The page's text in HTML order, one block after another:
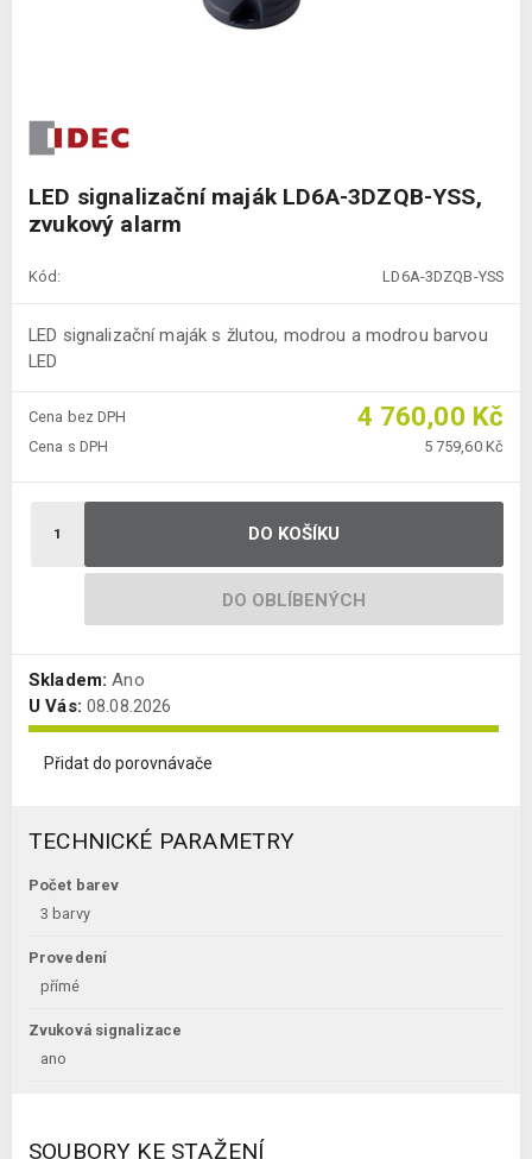
LED signalizační maják LD6A-3DZQB-YSS,
zvukový alarm
Kód: LD6A-3DZQB-YSS
LED signalizační maják s žlutou, modrou a modrou barvou
LED
Cena bez DPH 4 760,00 Kč
Cena s DPH 5 759,60 Kč
DO KOŠÍKU
DO OBLÍBENÝCH
Skladem: Ano
U Vás: 08.08.2026
Přidat do porovnávače
TECHNICKÉ PARAMETRY
Počet barev
3 barvy
Provedení
přímé
Zvuková signalizace
ano
SOUBORY KE STAŽENÍ